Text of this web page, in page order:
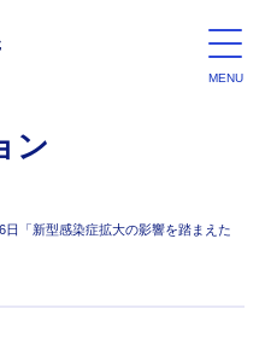
ン
日「新型感染症拡大の影響を踏まえた